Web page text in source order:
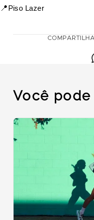
📍 Piso Lazer
Você